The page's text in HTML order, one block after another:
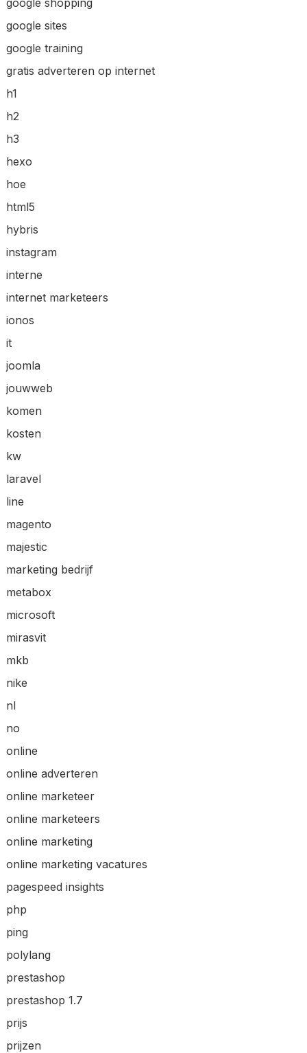
google sites
google training
gratis adverteren op internet
h1
h2
h3
hexo
hoe
html5
hybris
instagram
interne
internet marketeers
ionos
it
joomla
jouwweb
komen
kosten
kw
laravel
line
magento
majestic
marketing bedrijf
metabox
microsoft
mirasvit
mkb
nike
nl
no
online
online adverteren
online marketeer
online marketeers
online marketing
online marketing vacatures
pagespeed insights
php
ping
polylang
prestashop
prestashop 1.7
prijs
prijzen